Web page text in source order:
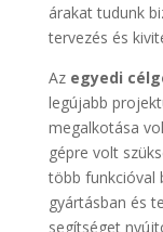
árakat tudunk
tervezés és
Az egyedi
legújabb
megalkotása
gépre volt
több funkcióval
gyártásban és
segítséget